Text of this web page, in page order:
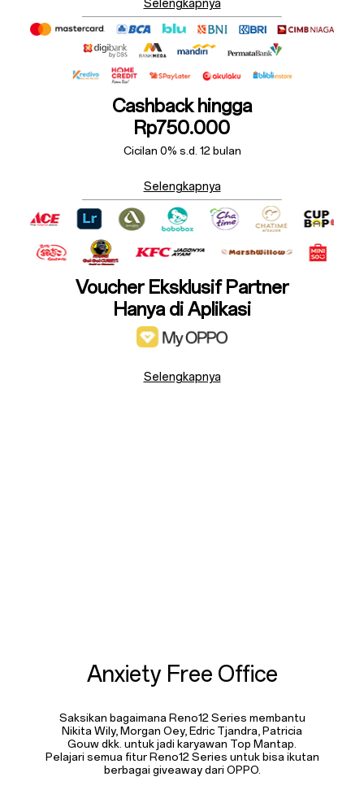
Selengkapnya
Cashback hingga
Rp750.000
Cicilan 0% s.d. 12 bulan
Selengkapnya
Voucher Eksklusif Partner
Hanya di Aplikasi
Selengkapnya
Anxiety Free Office
Saksikan bagaimana Reno12 Series membantu
Nikita Wily, Morgan Oey, Edric Tjandra, Patricia
Gouw dkk. untuk jadi karyawan Top Mantap.
Pelajari semua fitur Reno12 Series untuk bisa ikutan
berbagai giveaway dari OPPO.